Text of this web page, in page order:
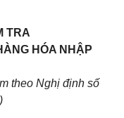
TRA
HÓA NHẬP
theo Nghị định số